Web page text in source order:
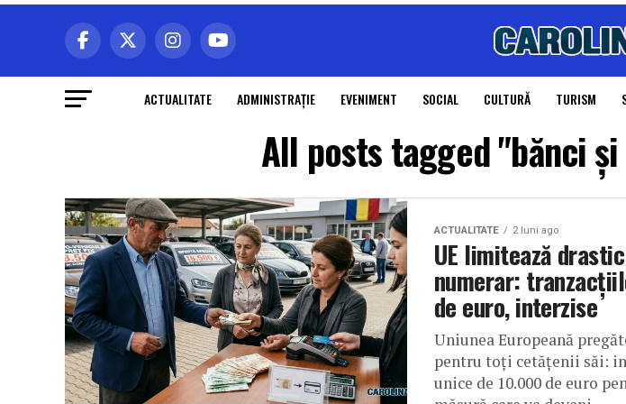
ACTUALITATE ADMINISTRAŢIE EVENIMENT SOCIAL CULTURĂ TURISM
All posts tagged "bănci
ACTUALITATE 2 luni ago
UE limitează
numerar:
de euro, interzise
Uniunea Europeană
pentru toți cetățenii săi:
unice de 10.000 de euro